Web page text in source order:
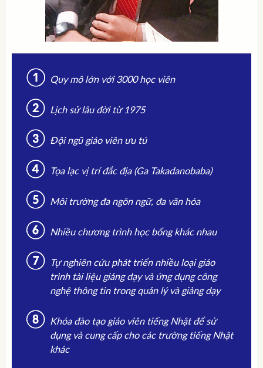
Quy mô lớn với 3000 học viên
Lịch sử lâu đời từ 1975
Đội ngũ giáo viên ưu tú
Tọa lạc vị trí đắc địa (Ga Takadanobaba)
Môi trường đa ngôn ngữ, đa văn hóa
Nhiều chương trình học bổng khác nhau
Tự nghiên cứu phát triển nhiều loại giáo
trình tài liệu giảng dạy và ứng dụng công
nghệ thông tin trong quản lý và giảng dạy
Khóa đào tạo giáo viên tiếng Nhật để sử
dụng và cung cấp cho các trường tiếng Nhật
khác